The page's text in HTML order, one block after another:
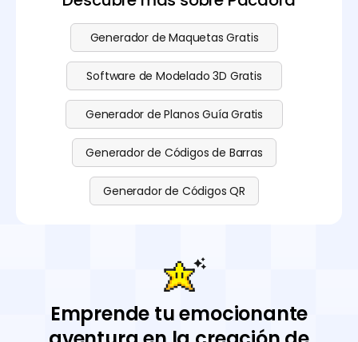
Generador de Maquetas Gratis
Software de Modelado 3D Gratis
Generador de Planos Guía Gratis
Generador de Códigos de Barras
Generador de Códigos QR
Emprende tu emocionante